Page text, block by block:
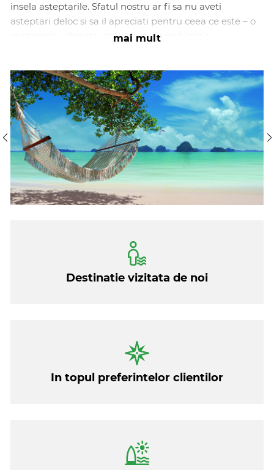
insela asteptarile. Sfatul nostru ar fi sa nu aveti
asteptari deloc si sa il apreciati pentru ceea ce este – o
metropola vibranta, care ofera o combinatie
cateva elemente esentiale: canalele Thonburi, temple
impresionante si Palatul Regal.
Explorarea nordului tarii, o regiune exotica si colorata,
de dealuri acoperite de junga, nu poate incepe decat
cu Doi Mae Salong si Golden Triangle. Linistea
dealurilor molcome, satucurile fascinante, raurile lenese
si peisajele idilice sunt un prim contrast raportat la
Bangkok. Zonele apartin celei mai nordice provincii,
acestea, am inclus in circuitul nostru si un tur de seara
in orasul Chiang Rai. Chiang Mai este probabil cel mai
fermecator oras din Thailanda. O explorare a orasului
nu are cum sa nu includa un tur gastronomic. Asa cum
fiind faimoasa pentru mestesugarii sai priceputi.
Experiente memorabile pe care le-am inclus, desigur,
in aceste zile de circuit.
mai mult
Destinatie vizitata de noi
In topul preferintelor clientilor